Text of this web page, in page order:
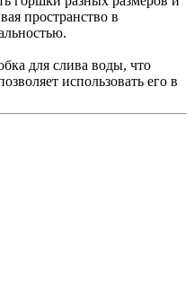
пространство в
для слива воды, что
использовать его в